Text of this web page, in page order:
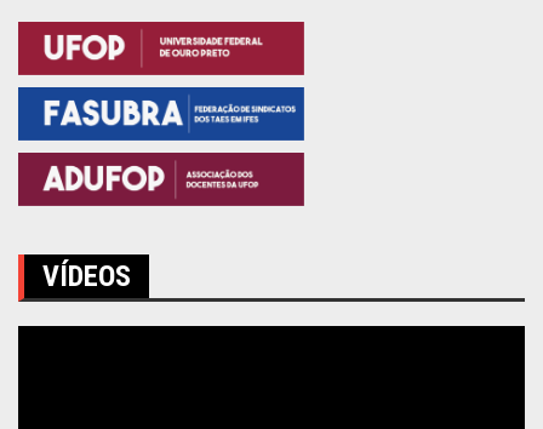
VÍDEOS